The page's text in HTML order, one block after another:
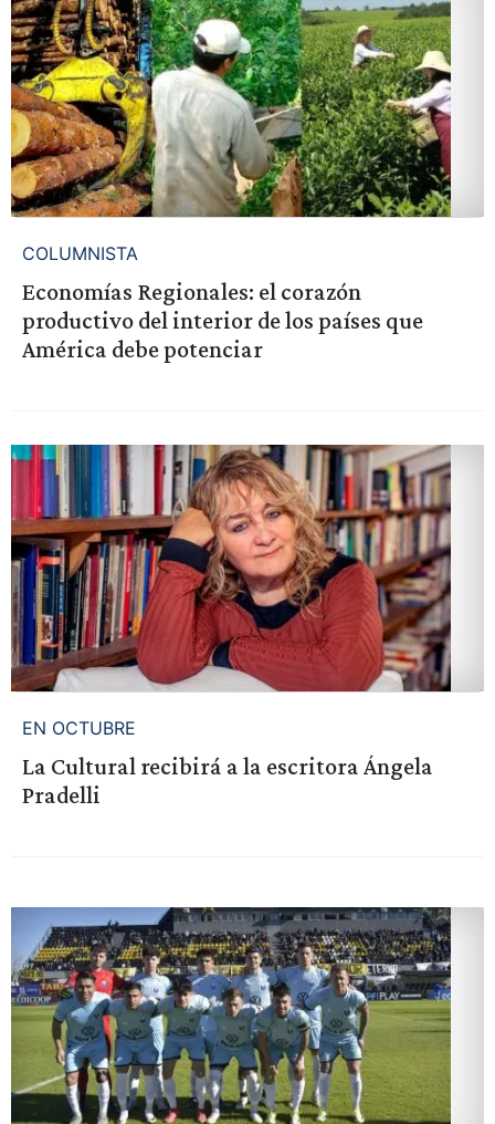
COLUMNISTA
Economías Regionales: el corazón
productivo del interior de los países que
América debe potenciar
EN OCTUBRE
La Cultural recibirá a la escritora Ángela
Pradelli